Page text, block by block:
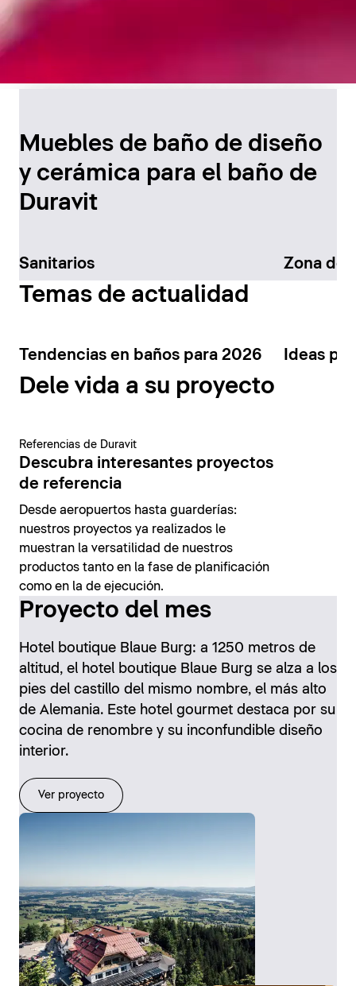
el baño
Descúbralo ahora
Muebles de baño de diseño
y cerámica para el baño de
Duravit
Sanitarios Zona de
Temas de actualidad
Tendencias en baños para 2026 Ideas
Dele vida a su proyecto
Referencias de Duravit
Descubra interesantes proyectos
de referencia
Desde aeropuertos hasta guarderías:
nuestros proyectos ya realizados le
muestran la versatilidad de nuestros
productos tanto en la fase de planificación
como en la de ejecución.
Proyecto del mes
Hotel boutique Blaue Burg: a 1250 metros de
altitud, el hotel boutique Blaue Burg se alza a los
pies del castillo del mismo nombre, el más alto
de Alemania. Este hotel gourmet destaca por su
cocina de renombre y su inconfundible diseño
interior.
Ver proyecto